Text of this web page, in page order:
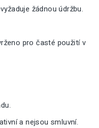
žádnou údržbu.
pro časté použití v
a nejsou smluvní.